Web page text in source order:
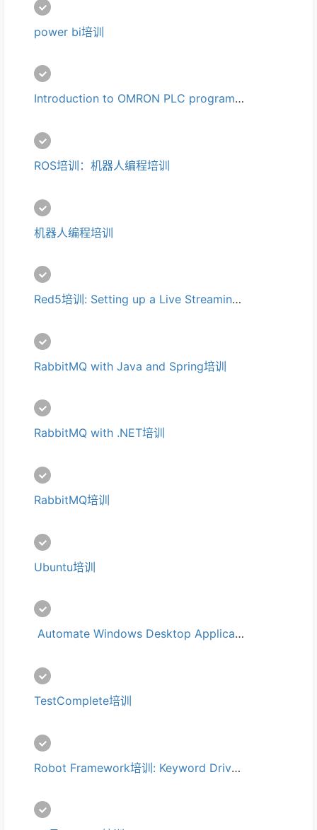
power bi培训
Introduction to OMRON PLC programming培训
ROS培训：机器人编程培训
机器人编程培训
Red5培训: Setting up a Live Streaming Media Server培训
RabbitMQ with Java and Spring培训
RabbitMQ with .NET培训
RabbitMQ培训
Ubuntu培训
Automate Windows Desktop Applications with AutoIt培训
TestComplete培训
Robot Framework培训: Keyword Driven Acceptance Testing培训